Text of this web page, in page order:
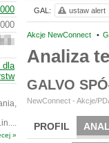
Akcje NewConnect •
Analiza
GALVO
NewConnect - Akcje/
PROFIL
GAL: ustaw alert
20
000
dla
»